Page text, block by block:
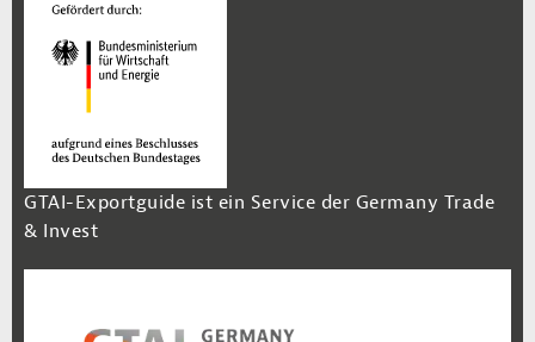
GTAI-Exportguide ist ein Service der Germany Trade
& Invest